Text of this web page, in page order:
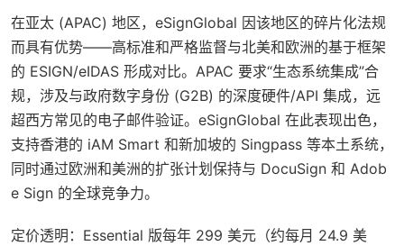
在亚太 (APAC) 地区，eSignGlobal 因该地区的碎片化法规
而具有优势——高标准和严格监督与北美和欧洲的基于框架
的 ESIGN/eIDAS 形成对比。APAC 要求“生态系统集成”合
规，涉及与政府数字身份 (G2B) 的深度硬件/API 集成，远
超西方常见的电子邮件验证。eSignGlobal 在此表现出色，
支持香港的 iAM Smart 和新加坡的 Singpass 等本土系统，
同时通过欧洲和美洲的扩张计划保持与 DocuSign 和 Adob
e Sign 的全球竞争力。
定价透明：Essential 版每年 299 美元（约每月 24.9 美